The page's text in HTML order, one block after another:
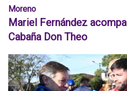
Moreno
Mariel Fernández
Cabaña Don Theo